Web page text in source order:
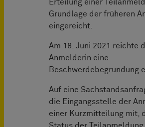
Erteilung einer
Grundlage der früheren
eingereicht.
Am 18. Juni 2021 reichte
Anmelderin eine
Beschwerdebegründung
Auf eine
die Eingangsstelle der
einer Kurzmitteilung mit,